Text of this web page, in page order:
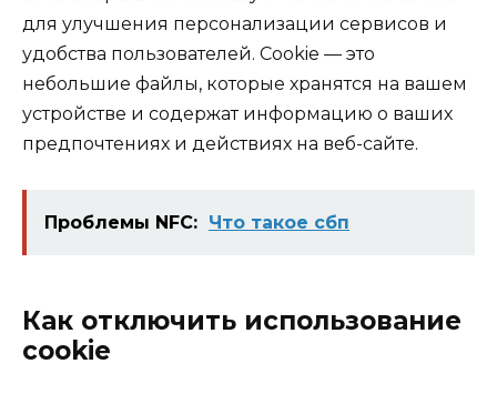
для улучшения персонализации сервисов и
удобства пользователей. Cookie — это
небольшие файлы, которые хранятся на вашем
устройстве и содержат информацию о ваших
предпочтениях и действиях на веб-сайте.
Проблемы NFC: Что такое сбп
Как отключить использование
cookie